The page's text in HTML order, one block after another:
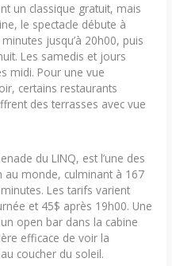
un classique gratuit, mais
le spectacle débute à
jusqu’à 20h00, puis
Les samedis et jours
midi. Pour une vue
certains restaurants
des terrasses avec vue
du LINQ, est l’une des
au monde, culminant à 167
Les tarifs varient
et 45$ après 19h00. Une
open bar dans la cabine
efficace de voir la
coucher du soleil.